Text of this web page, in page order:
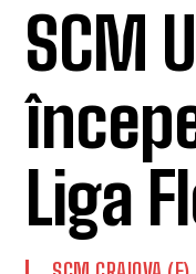
SCM
Liga